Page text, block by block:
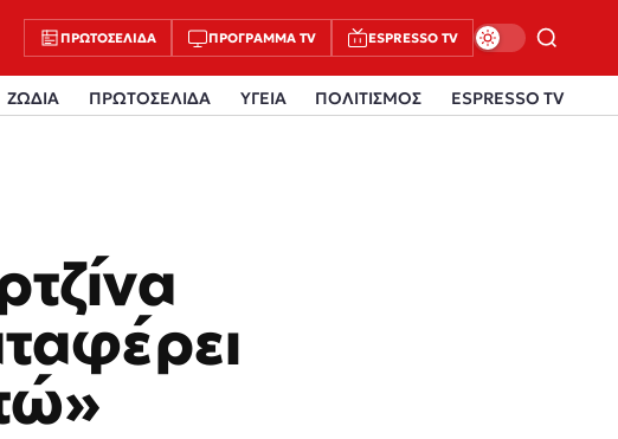
ΠΡΩΤΟΣΈΛΙΔΑ ΠΡΌΓΡΑΜΜΑ TV ESPRESSO TV
ΖΩΔΙΑ ΠΡΩΤΟΣΕΛΙΔΑ ΥΓΕΙΑ ΠΟΛΙΤΙΣΜΟΣ ESPRESSO TV